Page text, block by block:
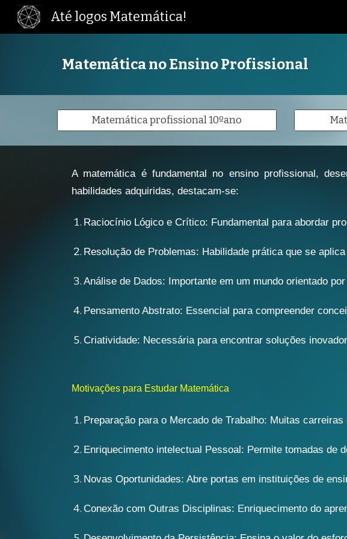
Até logos Matemática!
Matemática no Ensino Profissional
Matemática profissional 10ºano
A matemática é fundamental no ensino profissional,
habilidades adquiridas, destacam-se:
Raciocínio Lógico e Crítico: Fundamental para abordar
Resolução de Problemas: Habilidade prática que se
Análise de Dados: Importante em um mundo orientado
Pensamento Abstrato: Essencial para compreender
Criatividade: Necessária para encontrar soluções
Motivações para Estudar Matemática
Preparação para o Mercado de Trabalho: Muitas
Enriquecimento intelectual Pessoal: Permite tomadas de
Novas Oportunidades: Abre portas em instituições de
Conexão com Outras Disciplinas: Enriquecimento do